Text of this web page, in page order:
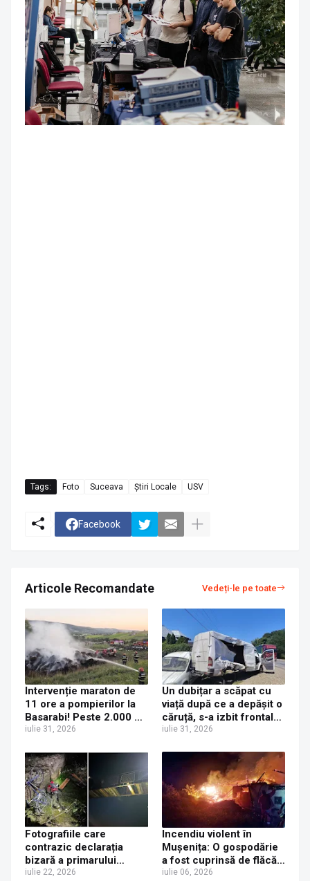
Tags: Foto Suceava Știri Locale USV
Facebook
Articole Recomandate Vedeți-le pe toate
Intervenție maraton de
11 ore a pompierilor la
Basarabi! Peste 2.000 de
baloți de furaje, mistuiți
devastator
iulie 31, 2026
Un dubițar a scăpat cu
viață după ce a depășit o
căruță, s-a izbit frontal
de un TIR ucrainean și a
mașină parcată pe
marginea drumului, la
Roșiori
iulie 31, 2026
Fotografiile care
contrazic declarația
bizară a primarului
privind o „mână
iulie 22, 2026
Incendiu violent în
Mușenița: O gospodărie
a fost cuprinsă de flăcări
în miez de noapte
iulie 06, 2026